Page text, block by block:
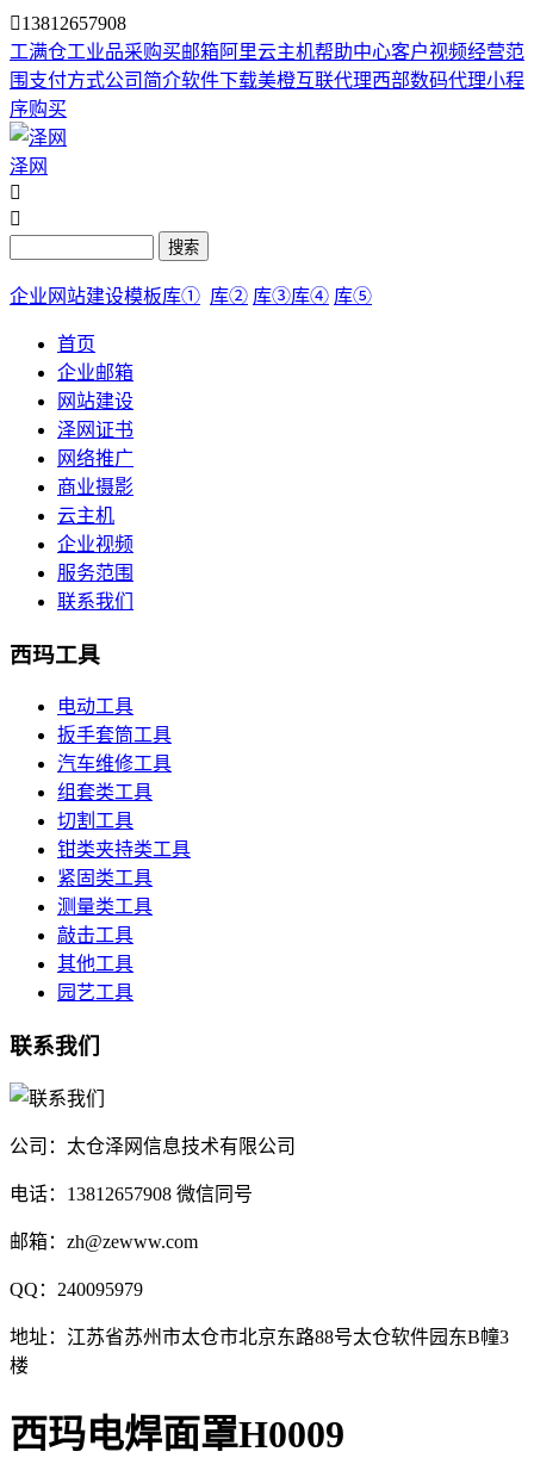
13812657908
工满仓工业品采购买邮箱阿里云主机帮助中心客户视频经营范
围 支付方式公司简介软件下载美橙互联代理西部数码代理小程
序购买
泽网


搜索
企业网站建设模板库① 库② 库③库④ 库⑤
首页
企业邮箱
网站建设
泽网证书
网络推广
商业摄影
云主机
企业视频
服务范围
联系我们
西玛工具
电动工具
扳手套筒工具
汽车维修工具
组套类工具
切割工具
钳类夹持类工具
紧固类工具
测量类工具
敲击工具
其他工具
园艺工具
联系我们
公司：太仓泽网信息技术有限公司
电话：13812657908 微信同号
邮箱：zh@zewww.com
QQ：240095979
地址：江苏省苏州市太仓市北京东路88号太仓软件园东B幢3
楼
西玛电焊面罩H0009